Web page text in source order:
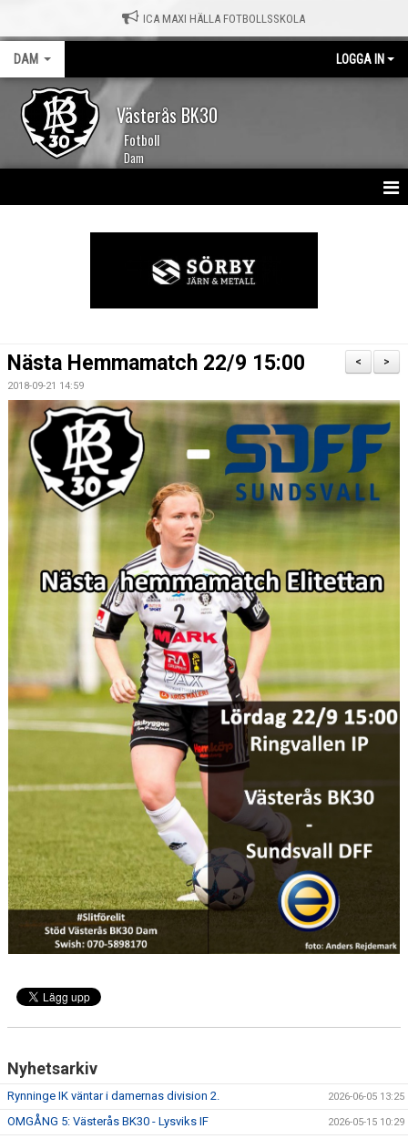
ICA MAXI HÄLLA FOTBOLLSSKOLA
DAM LOGGA IN
Västerås BK30
Fotboll
Dam
MATCHER
KONTAKT
>
<
Nästa Hemmamatch 22/9 15:00
2018-09-21 14:59
Nyhetsarkiv
Rynninge IK väntar i damernas division 2. 2026-06-05 13:25
OMGÅNG 5: Västerås BK30 - Lysviks IF 2026-05-15 10:29